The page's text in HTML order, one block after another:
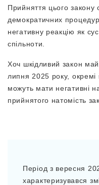
Прийняття цього
демократичних
негативну реакцію як
спільноти.
Хоч шкідливий закон
липня 2025 року, окремі
можуть мати негативні
прийнятого натомість
Період з вересня
характеризувався